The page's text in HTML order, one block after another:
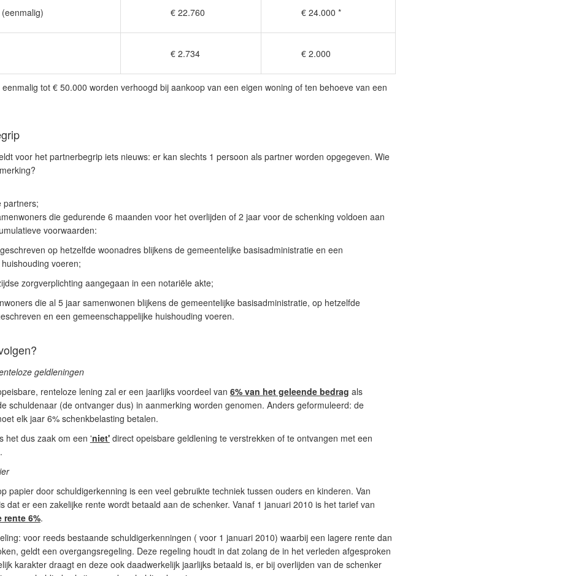
€ 22.760 € 24.000 *
€ 2.734 € 2.000
tot € 50.000 worden verhoogd bij aankoop van een eigen woning of ten behoeve van een
voor het partnerbegrip iets nieuws: er kan slechts 1 persoon als partnerworden opgegeven. Wie
partners;
die gedurende 6 maanden voor het overlijden of 2 jaar voor de schenking voldoen aan
voorwaarden:
op hetzelfde woonadres blijkens de gemeentelijke basisadministratie en een
voeren;
zorgverplichting aangegaan in een notariële akte;
die al 5 jaar samenwonen blijkens de gemeentelijke basisadministratie, op hetzelfde
en een gemeenschappelijke huishouding voeren.
geldleningen
renteloze lening zal er een jaarlijks voordeel van 6% van het geleende bedrag als
schuldenaar (de ontvanger dus) in aanmerking worden genomen. Anders geformuleerd: de
elk jaar 6% schenkbelasting betalen.
het dus zaak om een 'niet'direct opeisbare geldlening te verstrekken of te ontvangen met een
papier door schuldigerkenning is een veel gebruikte techniek tussen ouders en kinderen. Van
dat er een zakelijke rente wordt betaald aan de schenker. Vanaf 1 januari 2010 is het tarief van
rente 6%.
voor reeds bestaande schuldigerkenningen ( voor 1 januari 2010) waarbij een lagere rente dan
geldt een overgangsregeling. Deze regeling houdt in dat zolang de in het verleden afgesproken
karakter draagt en deze ook daadwerkelijk jaarlijks betaald is, er bij overlijden van de schenker